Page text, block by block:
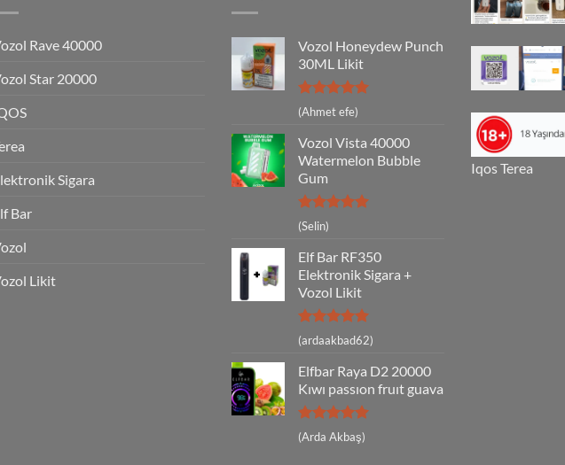
Rave 40000
Star 20000
Sigara
Bar
Likit
Vozol Honeydew Punch
30ML Likit
5 üzerinden
5
(Ahmet efe)
Vozol Vista 40000
Watermelon Bubble
Gum
5 üzerinden
5
oy aldı
(Selin)
Elf Bar RF350
Elektronik Sigara +
Vozol Likit
5 üzerinden
5
(ardaakbad62)
Elfbar Raya D2 20000
Kıwı passıon fruıt guava
5 üzerinden
5
(Arda Akbaş)
Iqos Terea